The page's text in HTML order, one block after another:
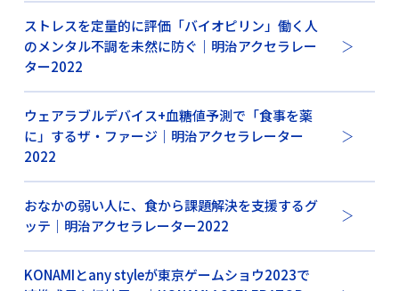
ストレスを定量的に評価「バイオピリン」働く人
のメンタル不調を未然に防ぐ｜明治アクセラレー
ター2022
ウェアラブルデバイス+血糖値予測で「食事を薬
に」するザ・ファージ｜明治アクセラレーター
2022
おなかの弱い人に、食から課題解決を支援するグ
ッテ｜明治アクセラレーター2022
KONAMIとany styleが東京ゲームショウ2023で